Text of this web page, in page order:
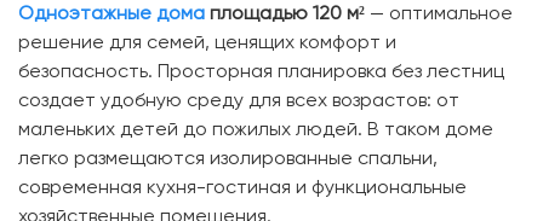
Одноэтажные дома площадью 120 м² — оптимальное
решение для семей, ценящих комфорт и
безопасность. Просторная планировка без лестниц
создает удобную среду для всех возрастов: от
маленьких детей до пожилых людей. В таком доме
легко размещаются изолированные спальни,
современная кухня-гостиная и функциональные